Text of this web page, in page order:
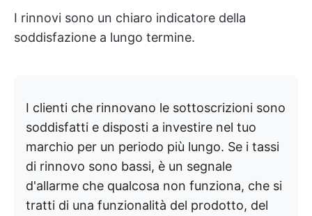
I rinnovi sono un chiaro indicatore della
soddisfazione a lungo termine.
I clienti che rinnovano le sottoscrizioni sono
soddisfatti e disposti a investire nel tuo
marchio per un periodo più lungo. Se i tassi
di rinnovo sono bassi, è un segnale
d'allarme che qualcosa non funziona, che si
tratti di una funzionalità del prodotto, del